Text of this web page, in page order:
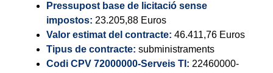
Pressupost base de licitació sense
impostos: 23.205,88 Euros
Valor estimat del contracte: 46.411,76 Euros
Tipus de contracte: subministraments
Codi CPV 72000000-Serveis TI: 22460000-